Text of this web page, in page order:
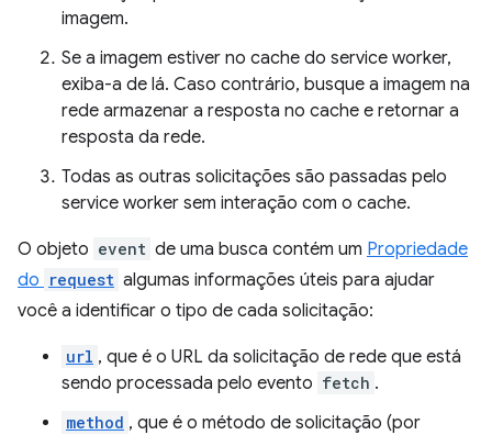
imagem.
Se a imagem estiver no cache do service worker,
exiba-a de lá. Caso contrário, busque a imagem na
rede armazenar a resposta no cache e retornar a
resposta da rede.
Todas as outras solicitações são passadas pelo
service worker sem interação com o cache.
O objeto event de uma busca contém um Propriedade
do request algumas informações úteis para ajudar
você a identificar o tipo de cada solicitação:
url , que é o URL da solicitação de rede que está
sendo processada pelo evento fetch .
method , que é o método de solicitação (por